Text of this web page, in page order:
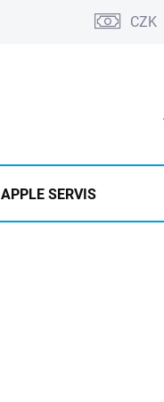
Výkup CZK
APPLE SERVIS